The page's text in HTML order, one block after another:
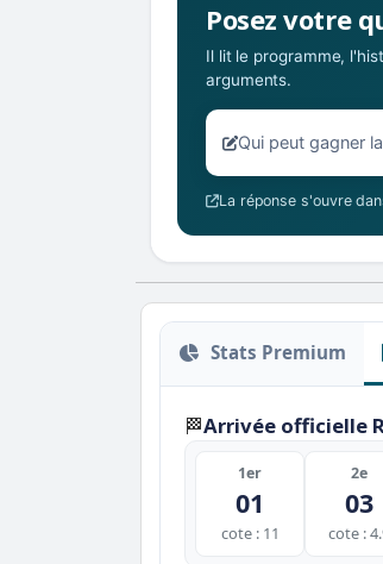
Posez votre
Il lit le programme,
arguments.
Votre question sur
La réponse s'ouvre
Stats Premium
🏁Arrivée officielle
1er
01
cote : 11
2e
03
cote :